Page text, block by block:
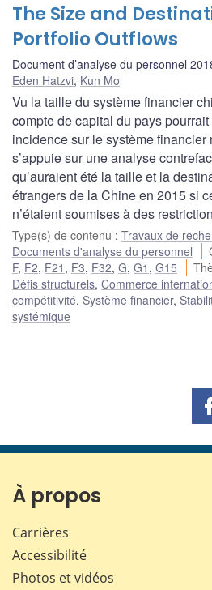
The Size and
Portfolio Outflows
Document d’analyse du personnel
Eden Hatzvi, Kun Mo
Vu la taille du système financier
compte de capital du pays
incidence sur le système
s’appuie sur une analyse
qu’auraient été la taille et la
étrangers de la Chine en 2015 si
n’étaient soumises à des
Type(s) de contenu : Travaux de
Documents d'analyse du personnel
F, F2, F21 , F3, F32, G, G1 , G15
Défis structurels, Commerce
compétitivité, Système financier,
systémique
À propos
Carrières
Accessibilité
Photos et vidéos